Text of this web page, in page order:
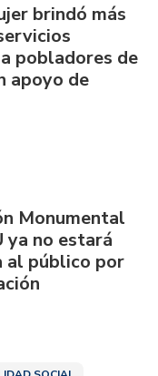
brindó más
pobladores de
apoyo de
Monumental
ya no estará
al público por